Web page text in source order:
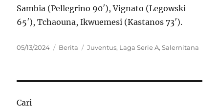
Sambia (Pellegrino 90′), Vignato (Legowski
65′), Tchaouna, Ikwuemesi (Kastanos 73′).
Posted
05/13/2024 Categories
Berita Tags
Juventus, Laga Serie A,Salernitana
Cari